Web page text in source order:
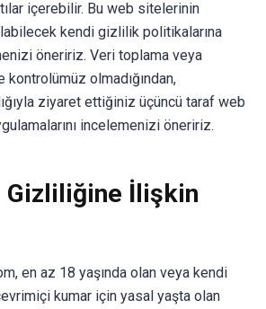
içerebilir. Bu web sitelerinin
kendi gizlilik politikalarına
öneririz. Veri toplama veya
kontrolümüz olmadığından,
ziyaret ettiğiniz üçüncü taraf web
incelemenizi öneririz.
Gizliliğine İlişkin
en az 18 yaşında olan veya kendi
kumar için yasal yaşta olan